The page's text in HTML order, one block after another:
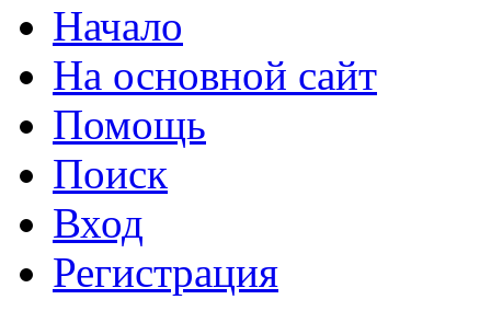
Начало
На основной сайт
Помощь
Поиск
Вход
Регистрация